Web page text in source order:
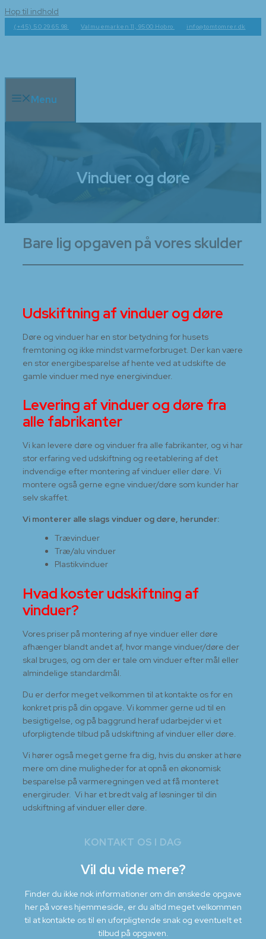
Hop til indhold
(+45) 50 29 65 98 Valmuemarken 11, 9500 Hobro info@tomtomrer.dk
Menu
Vinduer og døre
Bare lig opgaven på vores skulder
Udskiftning af vinduer og døre
Døre og vinduer har en stor betydning for husets
fremtoning og ikke mindst varmeforbruget. Der kan være
en stor energibesparelse af hente ved at udskifte de
gamle vinduer med nye energivinduer.
​Levering af vinduer og døre fra
alle fabrikanter
Vi kan levere døre og vinduer fra alle fabrikanter, og vi har
stor erfaring ved udskiftning og reetablering af det
indvendige efter montering af vinduer eller døre. Vi
montere også gerne egne vinduer/døre som kunder har
selv skaffet.
​Vi monterer alle slags vinduer og døre, herunder:
Trævinduer
Træ/alu vinduer
Plastikvinduer
Hvad koster udskiftning af
vinduer?
Vores priser på montering af nye vinduer eller døre
afhænger blandt andet af, hvor mange vinduer/døre der
skal bruges, og om der er tale om vinduer efter mål eller
almindelige standardmål.
​Du er derfor meget velkommen til at kontakte os for en
konkret pris på din opgave. Vi kommer gerne ud til en
besigtigelse, og på baggrund heraf udarbejder vi et
uforpligtende tilbud på udskiftning af vinduer eller døre.
​Vi hører også meget gerne fra dig, hvis du ønsker at høre
mere om dine muligheder for at opnå en økonomisk
besparelse på varmeregningen ved at få monteret
energiruder. Vi har et bredt valg af løsninger til din
udskiftning af vinduer eller døre.
KONTAKT OS I DAG
Vil du vide mere?
Finder du ikke nok informationer om din ønskede opgave
her på vores hjemmeside, er du altid meget velkommen
til at kontakte os til en uforpligtende snak og eventuelt et
tilbud på opgaven.